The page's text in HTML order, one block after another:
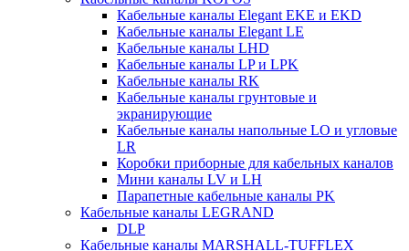
Кабельные каналы Elegant EKE и EKD
Кабельные каналы Elegant LE
Кабельные каналы LHD
Кабельные каналы LP и LPK
Кабельные каналы RK
Кабельные каналы грунтовые и
экранирующие
Кабельные каналы напольные LO и угловые
LR
Коробки приборные для кабельных каналов
Мини каналы LV и LH
Парапетные кабельные каналы PK
Кабельные каналы LEGRAND
DLP
Кабельные каналы MARSHALL-TUFFLEX